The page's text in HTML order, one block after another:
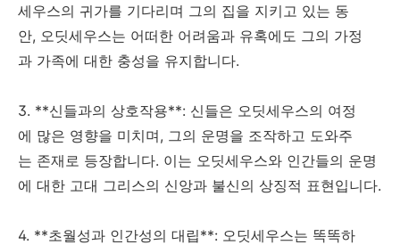
세우스의 귀가를 기다리며 그의 집을 지키고 있는 동
안, 오딧세우스는 어떠한 어려움과 유혹에도 그의 가정
과 가족에 대한 충성을 유지합니다.
3. **신들과의 상호작용**: 신들은 오딧세우스의 여정
에 많은 영향을 미치며, 그의 운명을 조작하고 도와주
는 존재로 등장합니다. 이는 오딧세우스와 인간들의 운명
에 대한 고대 그리스의 신앙과 불신의 상징적 표현입니다.
4. **초월성과 인간성의 대립**: 오딧세우스는 똑똑하